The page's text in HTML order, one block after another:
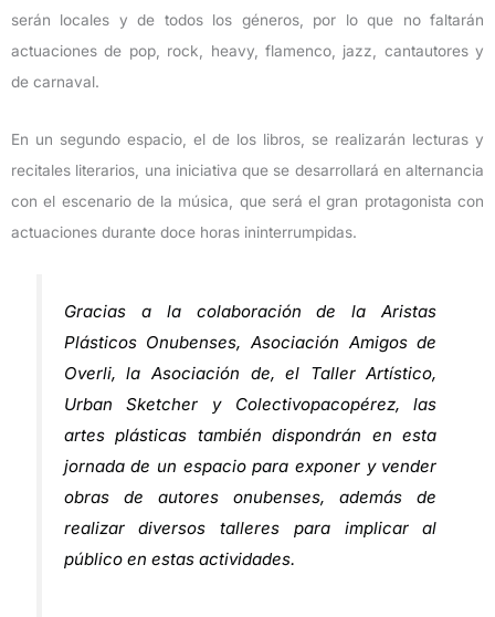
serán locales y de todos los géneros, por lo que no faltarán
actuaciones de pop, rock, heavy, flamenco, jazz, cantautores y
de carnaval.
En un segundo espacio, el de los libros, se realizarán lecturas y
recitales literarios, una iniciativa que se desarrollará en alternancia
con el escenario de la música, que será el gran protagonista con
actuaciones durante doce horas ininterrumpidas.
Gracias a la colaboración de la Aristas
Plásticos Onubenses, Asociación Amigos de
Overli, la Asociación de, el Taller Artístico,
Urban Sketcher y Colectivopacopérez, las
artes plásticas también dispondrán en esta
jornada de un espacio para exponer y vender
obras de autores onubenses, además de
realizar diversos talleres para implicar al
público en estas actividades.